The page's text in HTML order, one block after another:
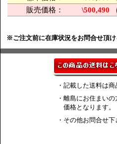
販売価格：
\500,490
※ご注文前に在庫状況をお問合せ頂け
・記載した送料は
・離島にお住まい
価格となります。
・その他お問合せ下